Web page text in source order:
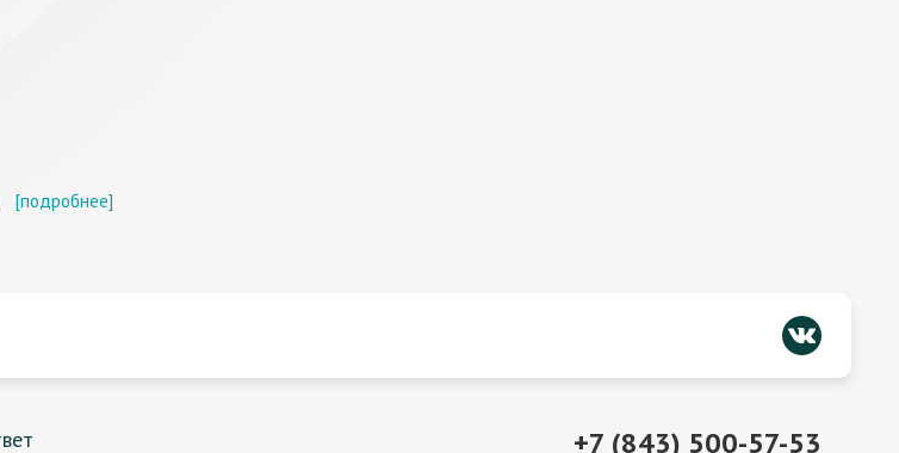
[подробнее]
+7 (843) 500-57-53